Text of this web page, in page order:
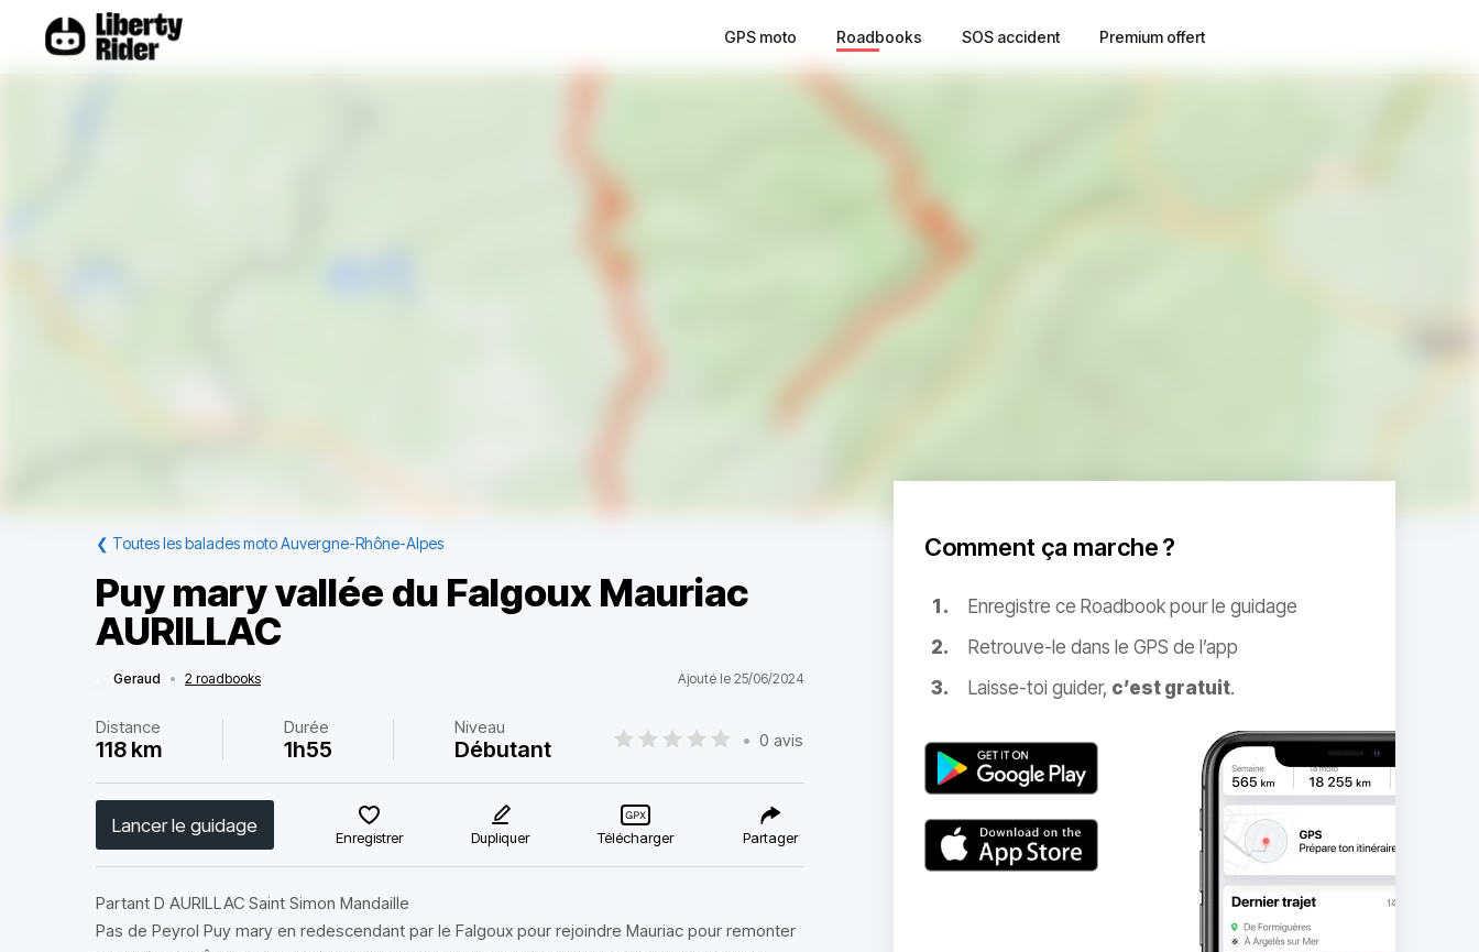
GPS moto Roadbooks SOS accident Premium offert
❮ Toutes les balades moto Auvergne-Rhône-Alpes
Puy mary vallée du Falgoux Mauriac
AURILLAC
Geraud • 2 roadbooks Ajouté le 25/06/2024
Distance
118 km
Durée
1h55
Niveau
Débutant • 0 avis
Lancer le guidage
Enregistrer Dupliquer Télécharger Partager
Partant D AURILLAC Saint Simon Mandaille
Pas de Peyrol Puy mary en redescendant par le Falgoux pour rejoindre Mauriac pour remonter
Comment ça marche ?
Enregistre ce Roadbook pour le guidage
Retrouve-le dans le GPS de l’app
Laisse-toi guider, c’est gratuit.